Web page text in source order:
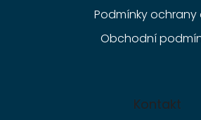
Podmínky ochrany
Obchodní
Kontakt